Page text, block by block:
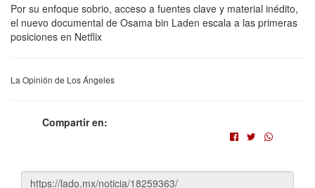
Por su enfoque sobrio, acceso a fuentes clave y material inédito,
el nuevo documental de Osama bin Laden escala a las primeras
posiciones en Netflix
La Opinión de Los Ángeles
Compartir en: